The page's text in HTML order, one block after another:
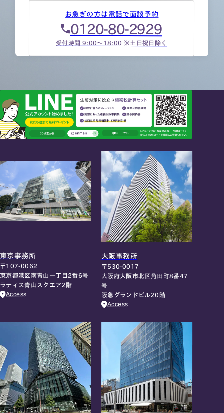
お急ぎの方は電話で面談予約
0120-80-2929
受付時間 9:00～18:00 ※土日祝日除く
東京事務所
〒107-0062
東京都港区南青山一丁目2番6号
ラティス青山スクエア2階
Access
大阪事務所
〒530-0017
大阪府大阪市北区角田町8番47
号
阪急グランドビル20階
Access